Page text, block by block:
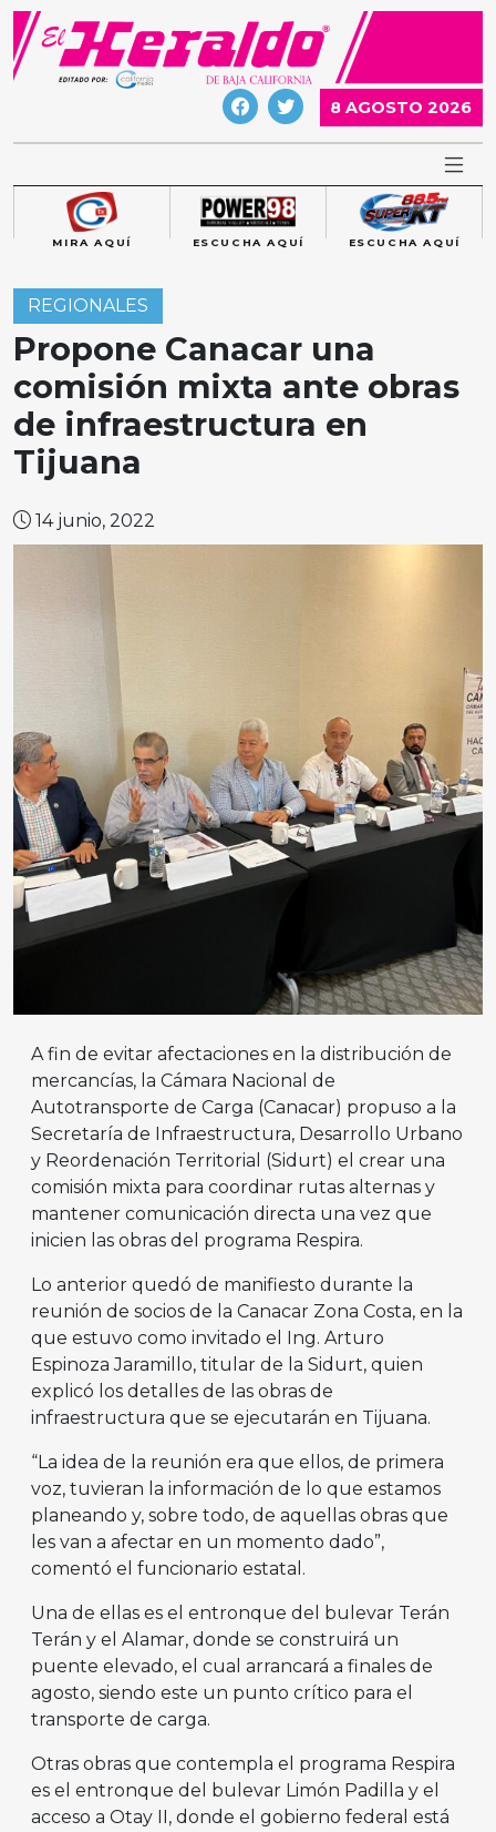
Skip
content
8 AGOSTO 2026
MIRA AQUÍ ESCUCHA AQUÍ ESCUCHA AQUÍ
REGIONALES
Propone Canacar una
comisión mixta ante obras
de infraestructura en
Tijuana
14 junio, 2022
A fin de evitar afectaciones en la distribución de
mercancías, la Cámara Nacional de
Autotransporte de Carga (Canacar) propuso a la
Secretaría de Infraestructura, Desarrollo Urbano
y Reordenación Territorial (Sidurt) el crear una
comisión mixta para coordinar rutas alternas y
mantener comunicación directa una vez que
inicien las obras del programa Respira.
Lo anterior quedó de manifiesto durante la
reunión de socios de la Canacar Zona Costa, en la
que estuvo como invitado el Ing. Arturo
Espinoza Jaramillo, titular de la Sidurt, quien
explicó los detalles de las obras de
infraestructura que se ejecutarán en Tijuana.
“La idea de la reunión era que ellos, de primera
voz, tuvieran la información de lo que estamos
planeando y, sobre todo, de aquellas obras que
les van a afectar en un momento dado”,
comentó el funcionario estatal.
Una de ellas es el entronque del bulevar Terán
Terán y el Alamar, donde se construirá un
puente elevado, el cual arrancará a finales de
agosto, siendo este un punto crítico para el
transporte de carga.
Otras obras que contempla el programa Respira
es el entronque del bulevar Limón Padilla y el
acceso a Otay II, donde el gobierno federal está